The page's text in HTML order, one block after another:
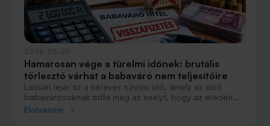
Hamarosan vége a türelmi időnek: brutális
törlesztő várhat a babaváró nem teljesítőire
Lassan lejár az a kétéves türelmi idő, amely az első
babavárósoknak adta meg az esélyt, hogy az eredeti
határidőn túl is teljesíthessék a gyerekvállalást.
Elolvasom